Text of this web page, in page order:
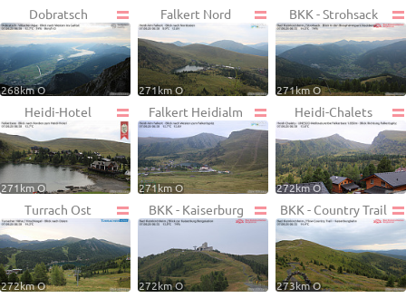
Dobratsch
268km O
Falkert Nord
271km O
BKK - Strohsack
271km O
Heidi-Hotel
271km O
Falkert Heidialm
271km O
Heidi-Chalets
272km O
Turrach Ost
272km O
BKK - Kaiserburg
272km O
BKK - Country Trail
273km O